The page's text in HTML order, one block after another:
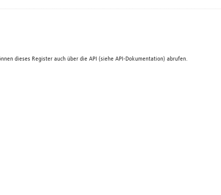
dieses Register auch über die API (siehe API-Dokumentation) abrufen.